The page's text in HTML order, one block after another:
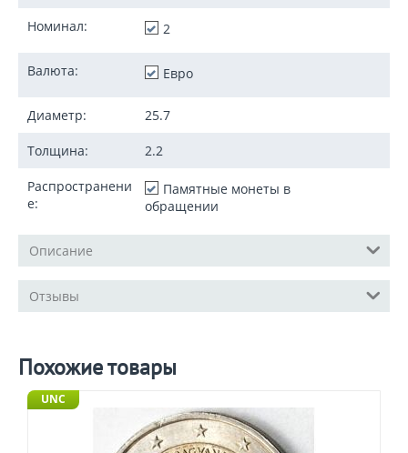
Номинал: 2
Валюта: Евро
Диаметр: 25.7
Толщина: 2.2
Распространени
е:
Памятные монеты в
обращении
Описание
Отзывы
Похожие товары
UNC